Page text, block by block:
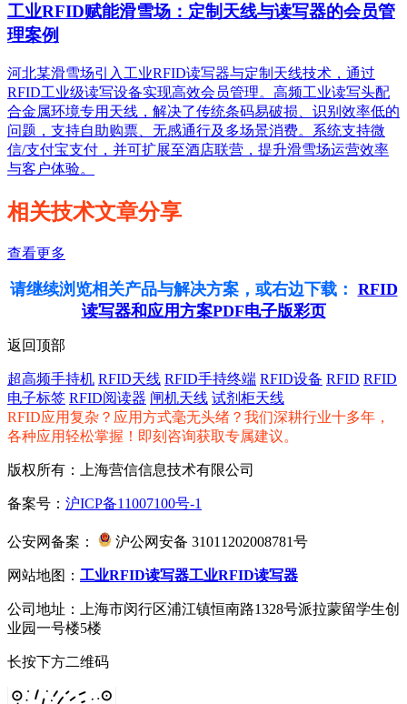
工业RFID赋能滑雪场：定制天线与读写器的会员管
理案例
河北某滑雪场引入工业RFID读写器与定制天线技术，通过
RFID工业级读写设备实现高效会员管理。高频工业读写头配
合金属环境专用天线，解决了传统条码易破损、识别效率低的
问题，支持自助购票、无感通行及多场景消费。系统支持微
信/支付宝支付，并可扩展至酒店联营，提升滑雪场运营效率
与客户体验。
相关技术文章分享
查看更多
请继续浏览相关产品与解决方案，或右边下载： RFID
读写器和应用方案PDF电子版彩页
返回顶部
超高频手持机 RFID天线 RFID手持终端 RFID设备 RFID RFID
电子标签 RFID阅读器 闸机天线 试剂柜天线
RFID应用复杂？应用方式毫无头绪？我们深耕行业十多年，
各种应用轻松掌握！即刻咨询获取专属建议。
版权所有：上海营信信息技术有限公司
备案号： 沪ICP备11007100号-1
公安网备案： 沪公网安备 31011202008781号
网站地图： 工业RFID读写器工业RFID读写器
公司地址：上海市闵行区浦江镇恒南路1328号派拉蒙留学生创
业园一号楼5楼
长按下方二维码